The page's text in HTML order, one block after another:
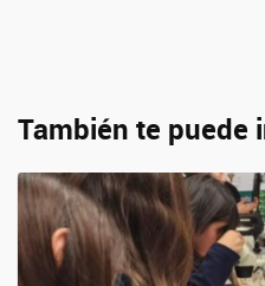
También te puede